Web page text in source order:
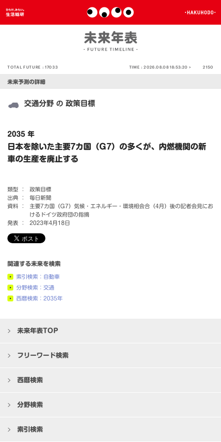
TOTAL FUTURE :17033 TIME :2026.08.08 18:53:20 > 2150
未来予測の詳細
交通分野 の 政策目標
2035 年
日本を除いた主要7カ国（G7）の多くが、内燃機関の新
車の生産を廃止する
類型 ：
政策目標
出典 ：
毎日新聞
資料 ：
主要7カ国（G7）気候・エネルギー・環境相会合（4月）後の記者会見にお
けるドイツ政府団の指摘
発表 ：
2023年4月18日
関連する未来を検索
索引検索：自動車
分野検索：交通
西暦検索：2035年
未来年表TOP
フリーワード検索
西暦検索
分野検索
索引検索